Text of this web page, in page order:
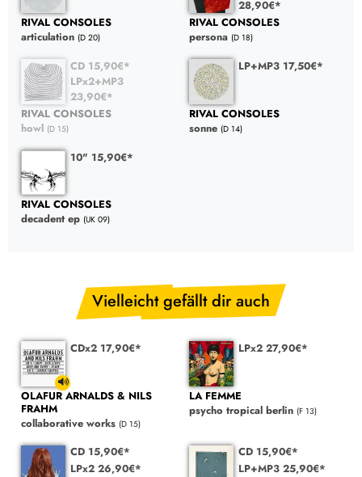
RIVAL CONSOLES
articulation (D 20)
28,90€*
RIVAL CONSOLES
persona (D 18)
CD 15,90€*
LPx2+MP3
23,90€*
RIVAL CONSOLES
howl (D 15)
LP+MP3 17,50€*
RIVAL CONSOLES
sonne (D 14)
10" 15,90€*
RIVAL CONSOLES
decadent ep (UK 09)
Vielleicht gefällt dir auch
CDx2 17,90€*
OLAFUR ARNALDS & NILS
FRAHM
collaborative works (D 15)
LPx2 27,90€*
LA FEMME
psycho tropical berlin (F 13)
CD 15,90€*
LPx2 26,90€*
CD 15,90€*
LP+MP3 25,90€*